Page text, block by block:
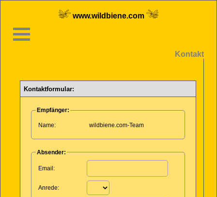
www.wildbiene.com
Kontakt
Kontaktformular:
Empfänger:
Name: wildbiene.com-Team
Absender:
Leer lassen:
Email:
Anrede: